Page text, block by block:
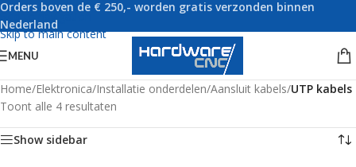
Skip to navigation
Skip to main content
Orders boven de € 250,- worden gratis verzonden binnen
Nederland
MENU
Home/Elektronica/Installatie onderdelen/Aansluit kabels/UTP kabels
Toont alle 4 resultaten
Show sidebar